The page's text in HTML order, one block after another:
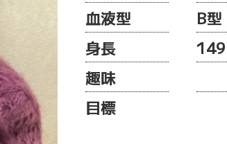
血液型
B型
身長
149
趣味
目標